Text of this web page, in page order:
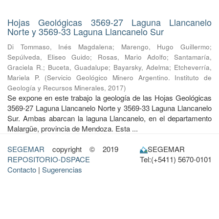
Hojas Geológicas 3569-27 Laguna Llancanelo
Norte y 3569-33 Laguna Llancanelo Sur
Di Tommaso, Inés Magdalena; Marengo, Hugo Guillermo;
Sepúlveda, Eliseo Guido; Rosas, Mario Adolfo;Santamaría,
Graciela R.; Buceta, Guadalupe; Bayarsky, Adelma; Etcheverría,
Mariela P. (Servicio Geológico Minero Argentino. Instituto de
Geología y Recursos Minerales, 2017)
Se expone en este trabajo la geología de las Hojas Geológicas
3569-27 Laguna Llancanelo Norte y 3569-33 Laguna Llancanelo
Sur. Ambas abarcan la laguna Llancanelo, en el departamento
Malargüe, provincia de Mendoza. Esta ...
SEGEMAR copyright © 2019
REPOSITORIO-DSPACE
Contacto | Sugerencias
SEGEMAR
Tel:(+5411) 5670-0101